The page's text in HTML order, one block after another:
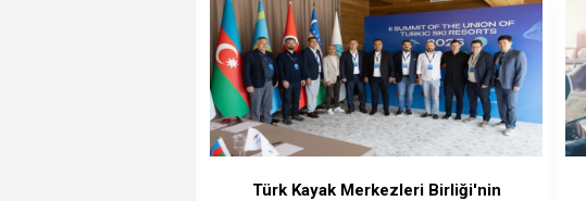
Türk Kayak Merkezleri Birliği'nin